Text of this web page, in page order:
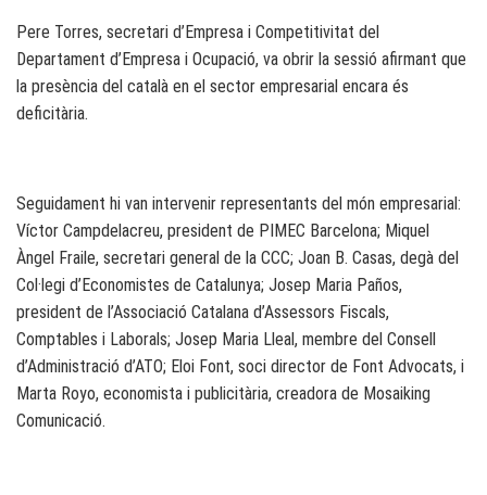
Pere Torres, secretari d’Empresa i Competitivitat del
Departament d’Empresa i Ocupació, va obrir la sessió afirmant que
la presència del català en el sector empresarial encara és
deficitària.
Seguidament hi van intervenir representants del món empresarial:
Víctor Campdelacreu, president de PIMEC Barcelona; Miquel
Àngel Fraile, secretari general de la CCC; Joan B. Casas, degà del
Col·legi d’Economistes de Catalunya; Josep Maria Paños,
president de l’Associació Catalana d’Assessors Fiscals,
Comptables i Laborals; Josep Maria Lleal, membre del Consell
d’Administració d’ATO; Eloi Font, soci director de Font Advocats, i
Marta Royo, economista i publicitària, creadora de Mosaiking
Comunicació.